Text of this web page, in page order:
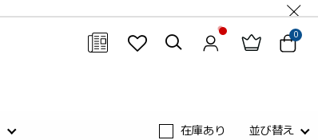
0
在庫あり 並び替え